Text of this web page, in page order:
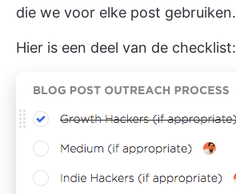
die we voor elke post gebruiken.
Hier is een deel van de checklist: